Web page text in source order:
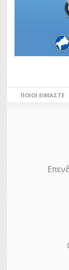
ΠΟΙΟΙ ΕΊΜΑΣΤΕ